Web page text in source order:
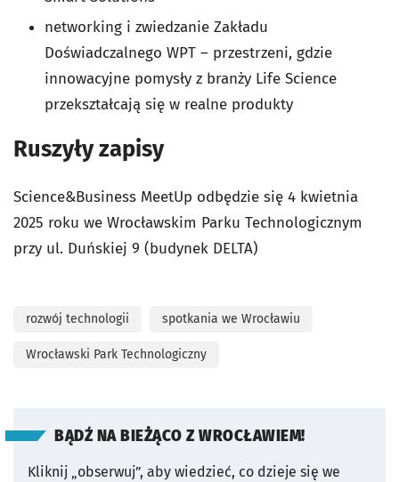
networking i zwiedzanie Zakładu
Doświadczalnego WPT – przestrzeni, gdzie
innowacyjne pomysły z branży Life Science
przekształcają się w realne produkty
Ruszyły zapisy
Science&Business MeetUp odbędzie się 4 kwietnia
2025 roku we Wrocławskim Parku Technologicznym
przy ul. Duńskiej 9 (budynek DELTA)
rozwój technologii spotkania we Wrocławiu
Wrocławski Park Technologiczny
BĄDŹ NA BIEŻĄCO Z WROCŁAWIEM!
Kliknij „obserwuj”, aby wiedzieć, co dzieje się we